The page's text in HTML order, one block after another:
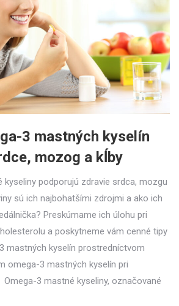
3 mastných kyselín
mozog a kĺby
podporujú zdravie srdca, mozgu
sú ich najbohatšími zdrojmi a ako ich
Preskúmame ich úlohu pri
a poskytneme vám cenné tipy
mastných kyselín prostredníctvom
omega-3 mastných kyselín pri
3 mastné kyseliny, označované